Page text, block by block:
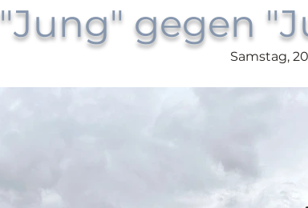
"Jung" gegen
Samstag,